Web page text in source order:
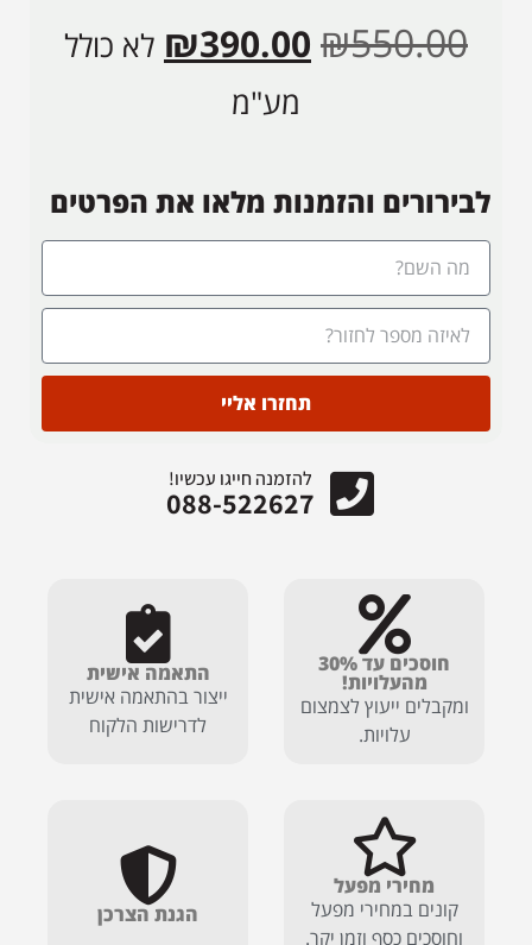
₪550.00
₪390.00
לא כולל
מע"מ
לבירורים והזמנות מלאו את הפרטים
תחזרו אליי
להזמנה חייגו עכשיו!
088-522627
חוסכים עד 30%
מהעלויות!
ומקבלים ייעוץ לצמצום
עלויות.
התאמה אישית
ייצור בהתאמה אישית
לדרישות הלקוח
מחירי מפעל
קונים במחירי מפעל
וחוסכים כסף וזמן יקר.
הגנת הצרכן